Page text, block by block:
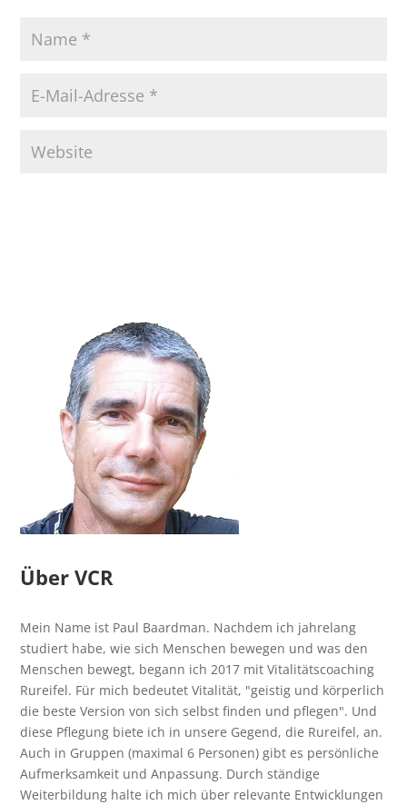
Über VCR
Mein Name ist Paul Baardman. Nachdem ich jahrelang
studiert habe, wie sich Menschen bewegen und was den
Menschen bewegt, begann ich 2017 mit Vitalitätscoaching
Rureifel. Für mich bedeutet Vitalität, "geistig und körperlich
die beste Version von sich selbst finden und pflegen". Und
diese Pflegung biete ich in unsere Gegend, die Rureifel, an.
Auch in Gruppen (maximal 6 Personen) gibt es persönliche
Aufmerksamkeit und Anpassung. Durch ständige
Weiterbildung halte ich mich über relevante Entwicklungen